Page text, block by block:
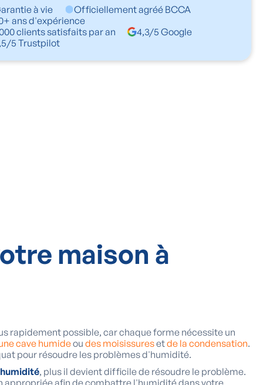
à vie
Officiellement agréé BCCA
ans d'expérience
clients satisfaits par an
4,3/5 Google
5 Trustpilot
maison à
rapidement possible, car chaque forme nécessite un
cave humideou des moisissuresetde la condensation.
pour résoudre les problèmes d'humidité.
, plus il devient difficile de résoudre le problème.
appropriée afin de combattre l'humidité dans votre